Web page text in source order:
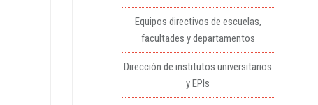
Equipos directivos de escuelas,
facultades y departamentos
Dirección de institutos universitarios
y EPIs